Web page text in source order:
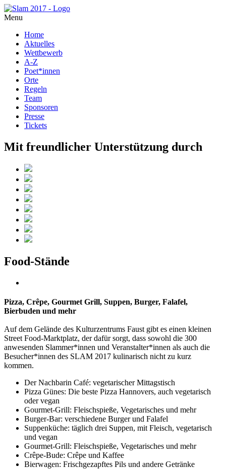
Menu
Home
Aktuelles
Wettbewerb
A-Z
Poet*innen
Orte
Regeln
Team
Sponsoren
Presse
Tickets
Mit freundlicher Unterstützung durch
Food-Stände
Pizza, Crêpe, Gourmet Grill, Suppen, Burger, Falafel,
Bierbuden und mehr
Auf dem Gelände des Kulturzentrums Faust gibt es einen kleinen
Street Food-Marktplatz, der dafür sorgt, dass sowohl die 300
anwesenden Slammer*innen und Veranstalter*innen als auch die
Besucher*innen des SLAM 2017 kulinarisch nicht zu kurz
kommen.
Der Nachbarin Café: vegetarischer Mittagstisch
Pizza Günes: Die beste Pizza Hannovers, auch vegetarisch
oder vegan
Gourmet-Grill: Fleischspieße, Vegetarisches und mehr
Burger-Bar: verschiedene Burger und Falafel
Suppenküche: täglich drei Suppen, mit Fleisch, vegetarisch
und vegan
Gourmet-Grill: Fleischspieße, Vegetarisches und mehr
Crêpe-Bude: Crêpe und Kaffee
Bierwagen: Frischgezapftes Pils und andere Getränke